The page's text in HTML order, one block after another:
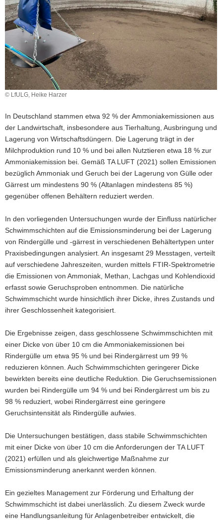
a
v
g
a
t
o
© LfULG, Heike Harzer
In Deutschland stammen etwa 92 % der Ammoniakemissionen aus
der Landwirtschaft, insbesondere aus Tierhaltung, Ausbringung und
Lagerung von Wirtschaftsdüngern. Die Lagerung trägt in der
Milchproduktion rund 10 % und bei allen Nutztieren etwa 18 % zur
Ammoniakemission bei. Gemäß TA LUFT (2021) sollen Emissionen
bezüglich Ammoniak und Geruch bei der Lagerung von Gülle oder
Gärrest um mindestens 90 % (Altanlagen mindestens 85 %)
gegenüber offenen Behältern reduziert werden.
In den vorliegenden Untersuchungen wurde der Einfluss natürlicher
Schwimmschichten auf die Emissionsminderung bei der Lagerung
von Rindergülle und -gärrest in verschiedenen Behältertypen unter
Praxisbedingungen analysiert. An insgesamt 29 Messtagen, verteilt
auf verschiedene Jahreszeiten, wurden mittels FTIR-Spektrometrie
die Emissionen von Ammoniak, Methan, Lachgas und Kohlendioxid
erfasst sowie Geruchsproben entnommen. Die natürliche
Schwimmschicht wurde hinsichtlich ihrer Dicke, ihres Zustands und
ihrer Geschlossenheit kategorisiert.
Die Ergebnisse zeigen, dass geschlossene Schwimmschichten mit
einer Dicke von über 10 cm die Ammoniakemissionen bei
Rindergülle um etwa 95 % und bei Rindergärrest um 99 %
reduzieren können. Auch Schwimmschichten geringerer Dicke
bewirkten bereits eine deutliche Reduktion. Die Geruchsemissionen
wurden bei Rindergülle um 94 % und bei Rindergärrest um bis zu
98 % reduziert, wobei Rindergärrest eine geringere
Geruchsintensität als Rindergülle aufwies.
Die Untersuchungen bestätigen, dass stabile Schwimmschichten
mit einer Dicke von über 10 cm die Anforderungen der TA LUFT
(2021) erfüllen und als gleichwertige Maßnahme zur
Emissionsminderung anerkannt werden können.
Ein gezieltes Management zur Förderung und Erhaltung der
Schwimmschicht ist dabei unerlässlich. Zu diesem Zweck wurde
eine Handlungsanleitung für Anlagenbetreiber entwickelt, die